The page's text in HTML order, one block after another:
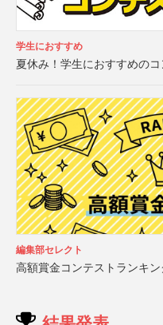
学生におすすめ
夏休み！学生におすすめの
編集部セレクト
高額賞金コンテストランキン